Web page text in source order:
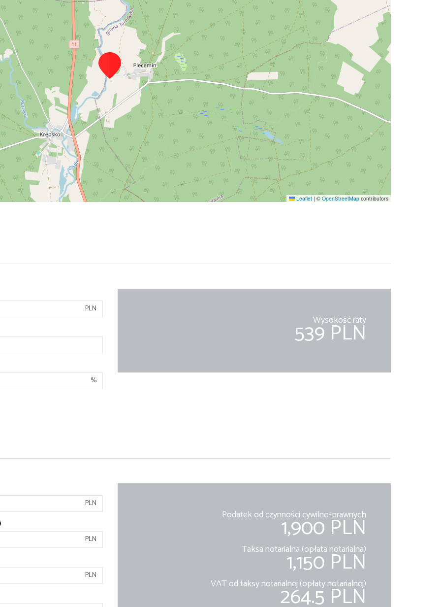
Leaflet | © OpenStreetMap contributors
PLN
%
Wysokość raty
539 PLN
PLN
PLN
PLN
Podatek od czynności cywilno-prawnych
1,900 PLN
Taksa notarialna (opłata notarialna)
1,150 PLN
VAT od taksy notarialnej (opłaty notarialnej)
264.5 PLN